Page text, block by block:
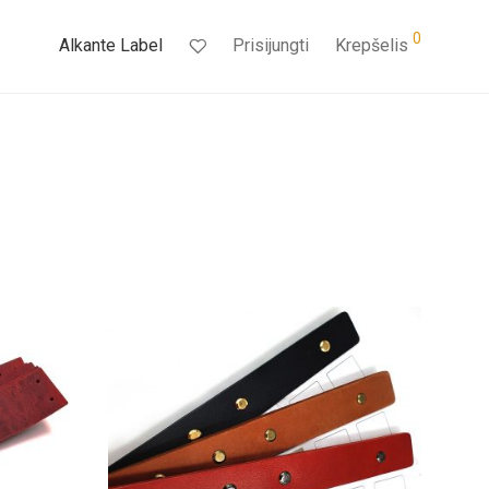
Alkante Label Prisijungti Krepšelis 0